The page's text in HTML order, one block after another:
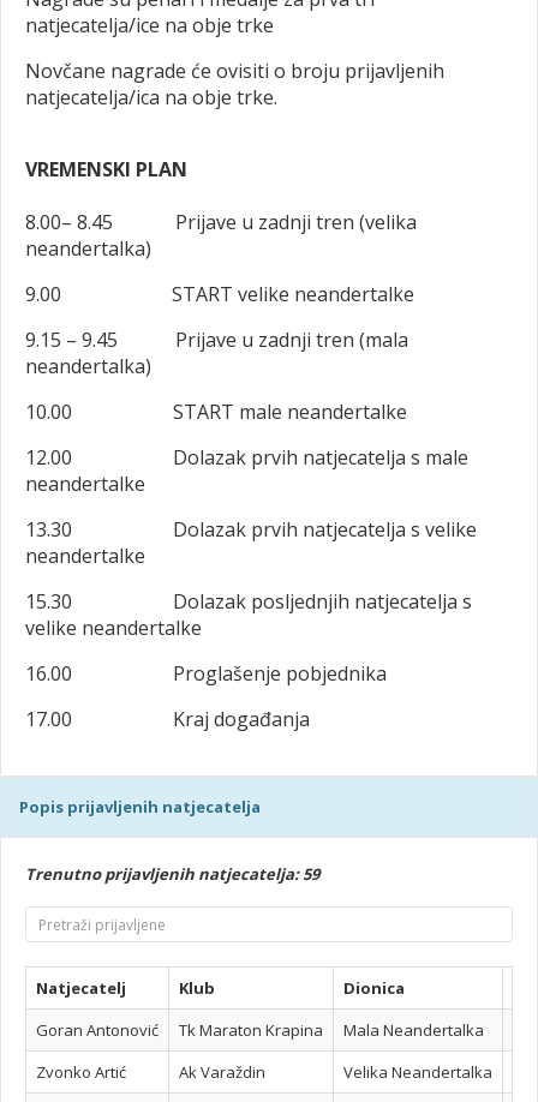
natjecatelja/ice na obje trke
Novčane nagrade će ovisiti o broju prijavljenih
natjecatelja/ica na obje trke.
VREMENSKI PLAN
8.00– 8.45 Prijave u zadnji tren (velika
neandertalka)
9.00 START velike neandertalke
9.15 – 9.45 Prijave u zadnji tren (mala
neandertalka)
10.00 START male neandertalke
12.00 Dolazak prvih natjecatelja s male
neandertalke
13.30 Dolazak prvih natjecatelja s velike
neandertalke
15.30 Dolazak posljednjih natjecatelja s
velike neandertalke
16.00 Proglašenje pobjednika
17.00 Kraj događanja
Popis prijavljenih natjecatelja
Trenutno prijavljenih natjecatelja: 59
Natjecatelj Klub Dionica
Goran Antonović
Tk Maraton Krapina
Mala Neandertalka
Zvonko Artić
Ak Varaždin
Velika Neandertalka